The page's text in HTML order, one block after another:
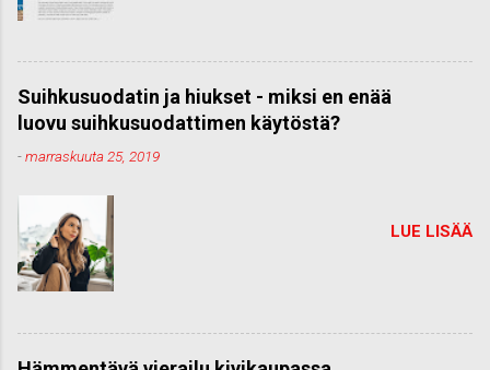
Suihkusuodatin ja hiukset - miksi en enää
luovu suihkusuodattimen käytöstä?
-marraskuuta 25, 2019
LUE LISÄÄ